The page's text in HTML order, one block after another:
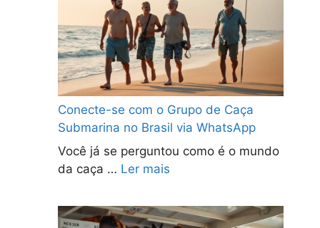
Conecte-se com o Grupo de Caça
Submarina no Brasil via WhatsApp
Você já se perguntou como é o mundo
da caça … Ler mais